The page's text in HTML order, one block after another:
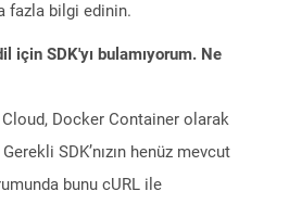
fazla bilgi edinin.
için SDK'yı bulamıyorum. Ne
Docker Container olarak
SDK’nızın henüz mevcut
bunu cURL ile